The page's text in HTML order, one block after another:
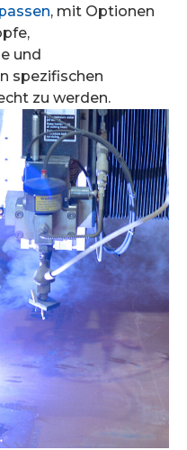
, mit Optionen
und
spezifischen
zu werden.